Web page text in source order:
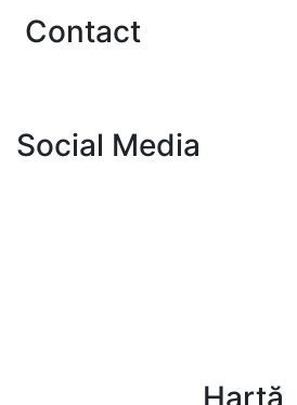
Contact
Social Media